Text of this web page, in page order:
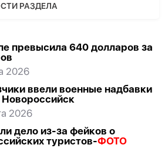
РАЗДЕЛА
превысила 640 долларов за
2026
ввели военные надбавки
Новороссийск
2026
дело из-за фейков о
туристов-ФОТО